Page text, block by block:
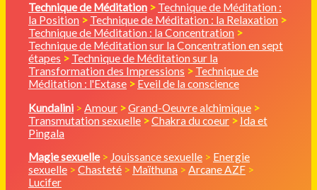
Technique de Méditation > Technique de Méditation :
la Position > Technique de Méditation : la Relaxation >
Technique de Méditation : la Concentration >
Technique de Méditation sur la Concentration en sept
étapes > Technique de Méditation sur la
Transformation des Impressions > Technique de
Méditation : l'Extase > Eveil de la conscience
Kundalini > Amour >Grand-Oeuvre alchimique >
Transmutation sexuelle >Chakra du coeur > Ida et
Pingala
Magie sexuelle> Jouissance sexuelle > Energie
sexuelle > Chasteté > Maïthuna > Arcane AZF >
Lucifer